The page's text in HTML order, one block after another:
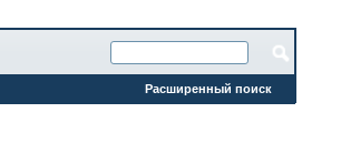
Расширенный поиск